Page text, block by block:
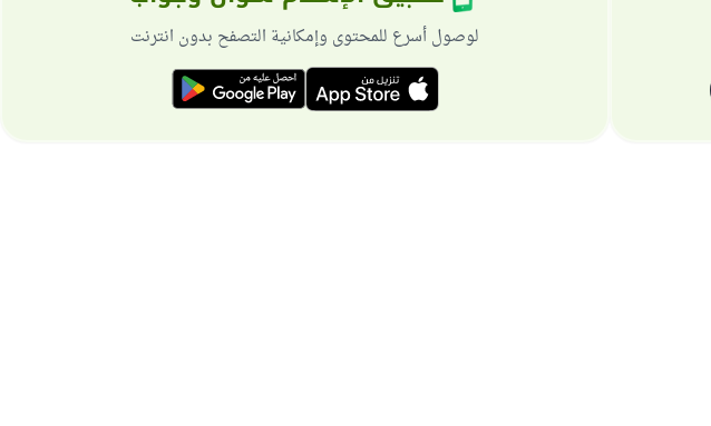
لوصول أسرع للمحتوى وإمكانية التصفح بدون انترنت